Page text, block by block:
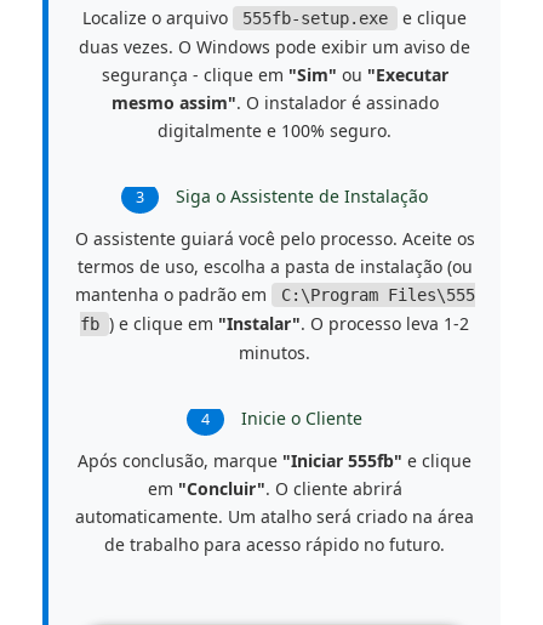
Localize o arquivo
555fb-setup.exe
e clique
duas vezes. O Windows pode exibir um aviso de
segurança - clique em "Sim" ou "Executar
mesmo assim". O instalador é assinado
digitalmente e 100% seguro.
3
Siga o Assistente de Instalação
O assistente guiará você pelo processo. Aceite os
termos de uso, escolha a pasta de instalação (ou
mantenha o padrão em
C:\Program Files\555
fb ) e clique em "Instalar". O processo leva 1-2
minutos.
4
Inicie o Cliente
Após conclusão, marque "Iniciar 555fb" e clique
em "Concluir". O cliente abrirá
automaticamente. Um atalho será criado na área
de trabalho para acesso rápido no futuro.